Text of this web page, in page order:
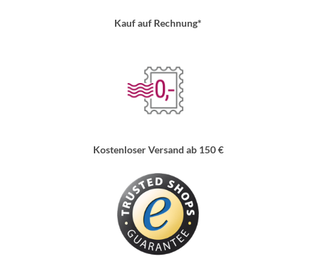
Kauf auf Rechnung*
Kostenloser Versand ab 150 €